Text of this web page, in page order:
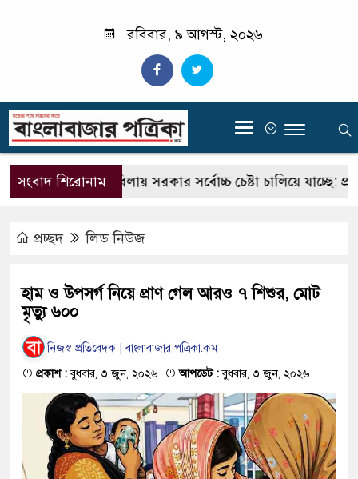
রবিবার, ৯ আগস্ট, ২০২৬
‍
সংবাদ শিরোনাম
সংকট মোকাবিলায় সরকার সর্বোচ্চ চেষ্টা চালিয়ে যাচ্ছে:
প্রচ্ছদ লিড নিউজ
হাম ও উপসর্গ নিয়ে প্রাণ গেল আরও ৭ শিশুর, মোট
মৃত্যু ৬০০
নিজস্ব প্রতিবেদক | বাংলাবাজার পত্রিকা.কম
প্রকাশ :বুধবার, ৩ জুন, ২০২৬ আপডেট :বুধবার, ৩ জুন, ২০২৬